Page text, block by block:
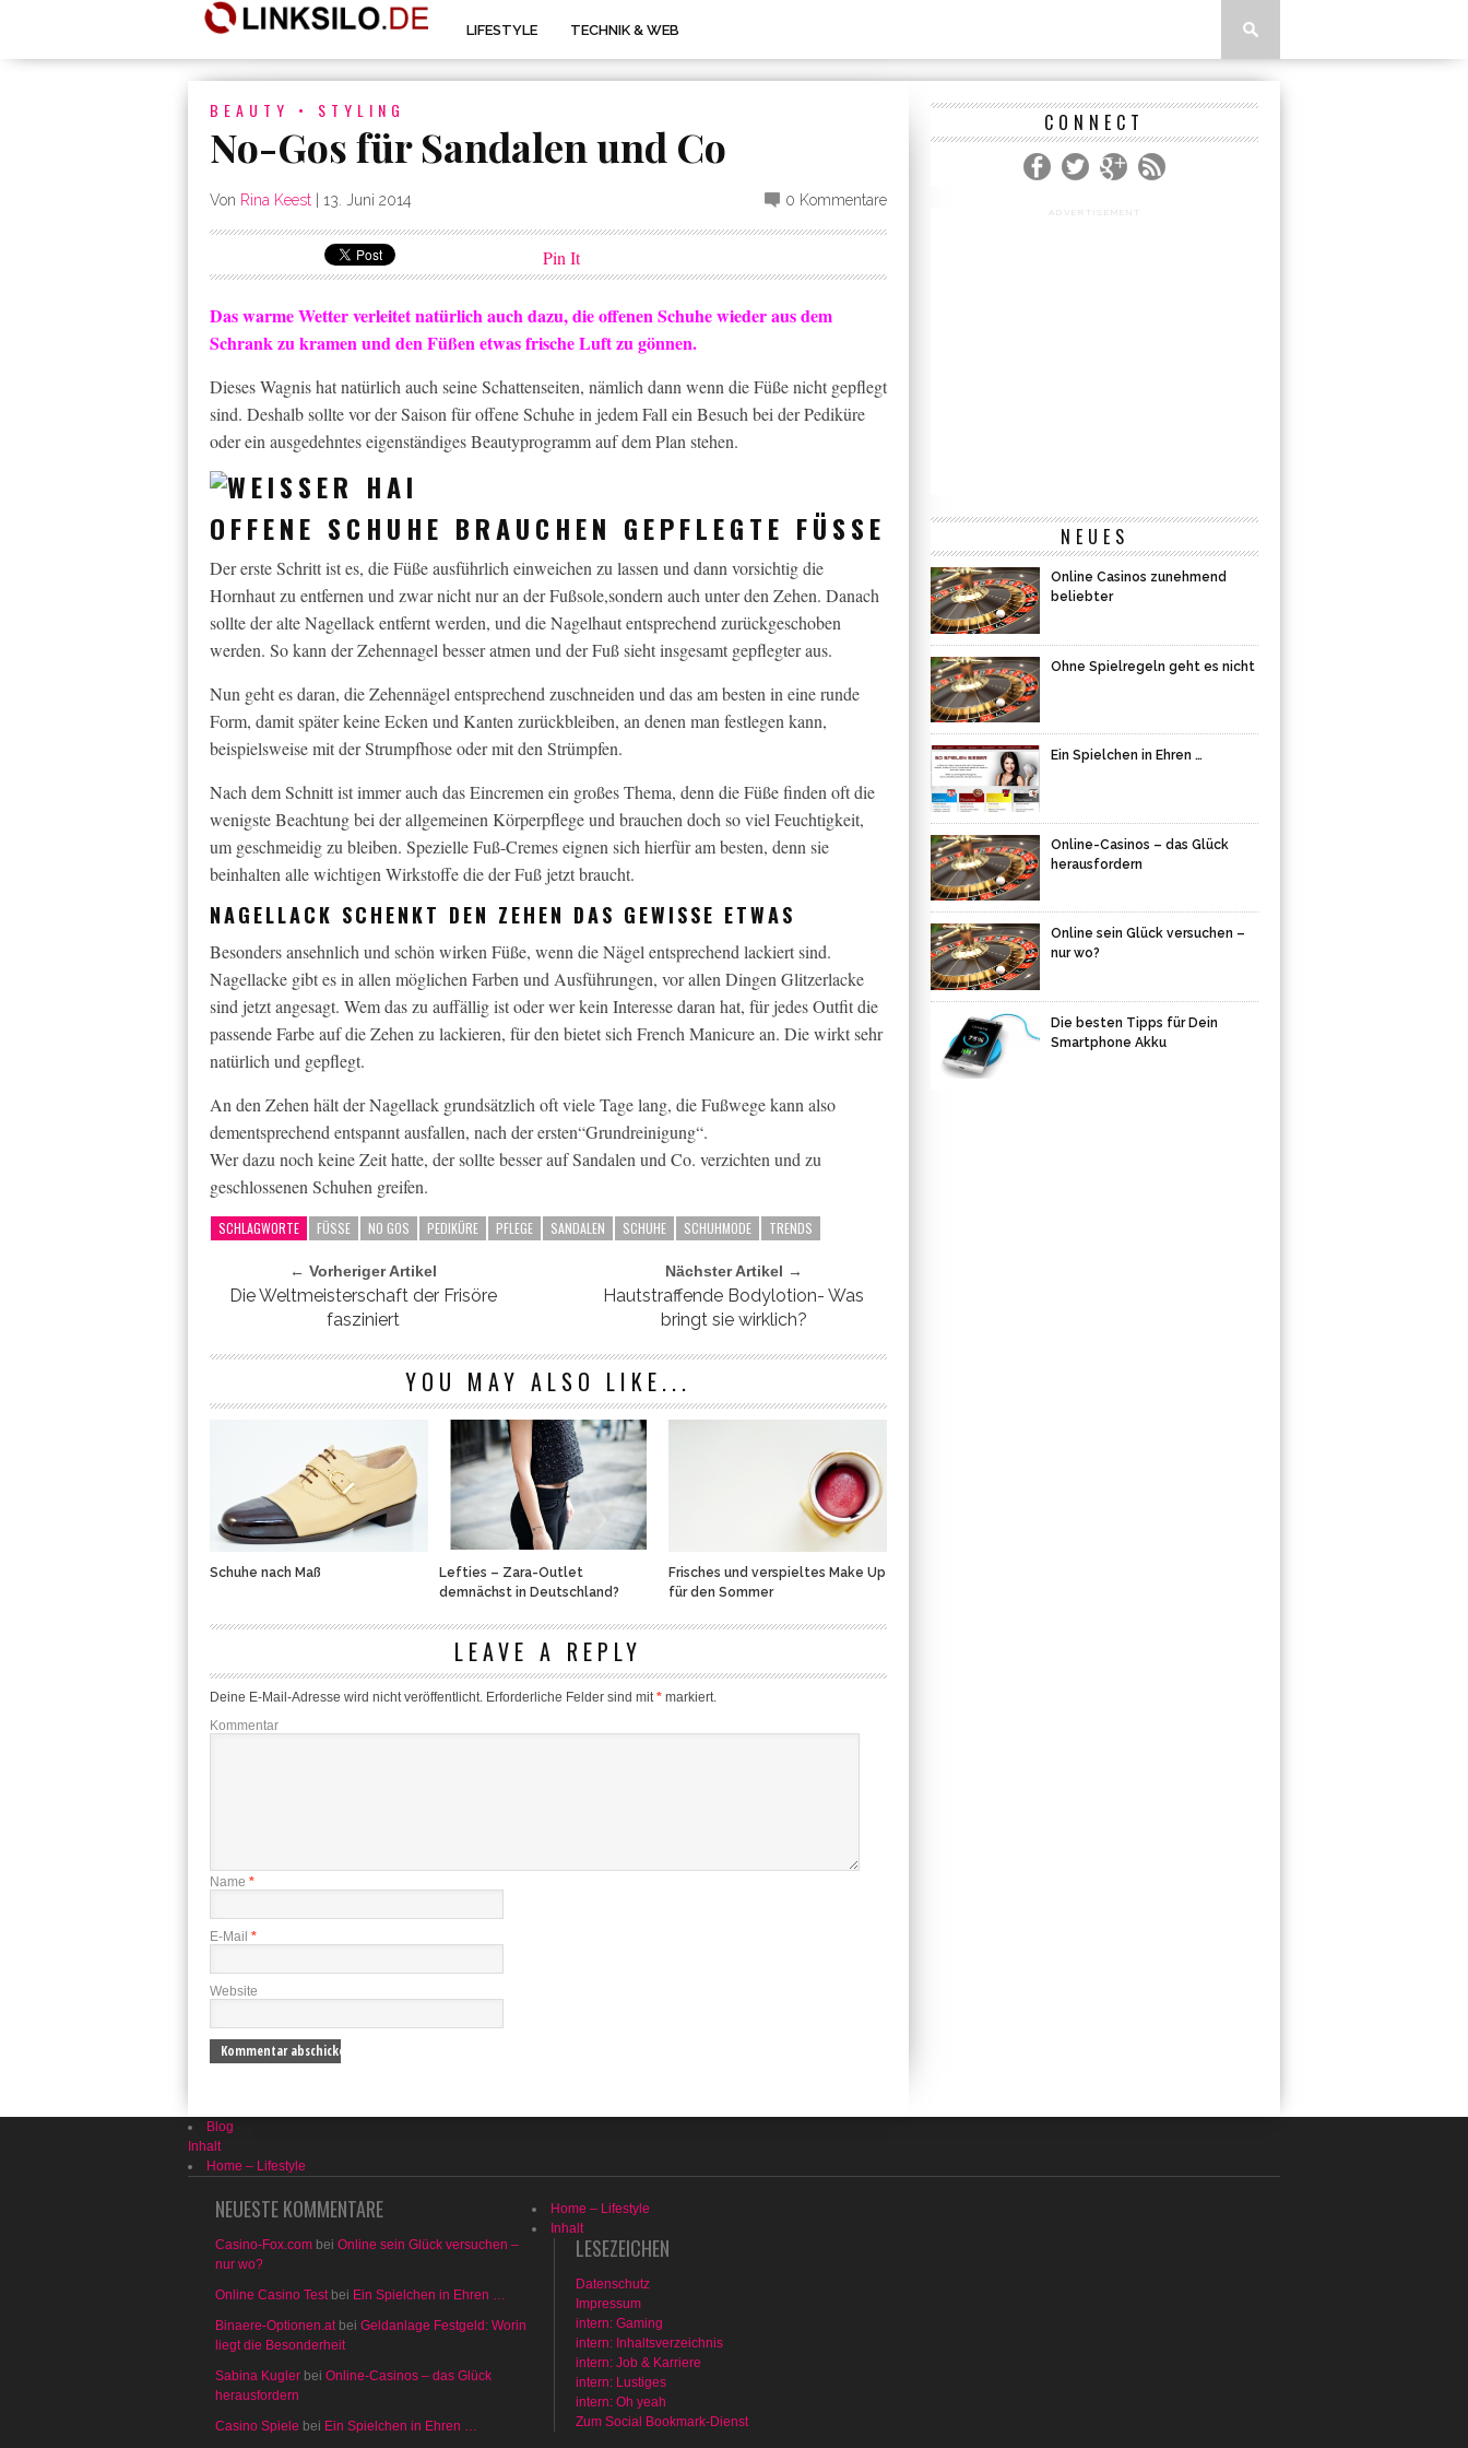
LIFESTYLE TECHNIK & WEB
BEAUTY • STYLING
No-Gos für Sandalen und Co
Von Rina Keest 13. Juni 2014 0 Kommentare
Pin It
Das warme Wetter verleitet natürlich auch dazu, die offenen Schuhe wieder aus dem
Schrank zu kramen und den Füßen etwas frische Luft zu gönnen.
Dieses Wagnis hat natürlich auch seine Schattenseiten, nämlich dann wenn die Füße nicht gepflegt
sind. Deshalb sollte vor der Saison für offene Schuhe in jedem Fall ein Besuch bei der Pediküre
oder ein ausgedehntes eigenständiges Beautyprogramm auf dem Plan stehen.
OFFENE SCHUHE BRAUCHEN GEPFLEGTE FÜSSE
Der erste Schritt ist es, die Füße ausführlich einweichen zu lassen und dann vorsichtig die
Hornhaut zu entfernen und zwar nicht nur an der Fußsole,sondern auch unter den Zehen. Danach
sollte der alte Nagellack entfernt werden, und die Nagelhaut entsprechend zurückgeschoben
werden. So kann der Zehennagel besser atmen und der Fuß sieht insgesamt gepflegter aus.
Nun geht es daran, die Zehennägel entsprechend zuschneiden und das am besten in eine runde
Form, damit später keine Ecken und Kanten zurückbleiben, an denen man festlegen kann,
beispielsweise mit der Strumpfhose oder mit den Strümpfen.
Nach dem Schnitt ist immer auch das Eincremen ein großes Thema, denn die Füße finden oft die
wenigste Beachtung bei der allgemeinen Körperpflege und brauchen doch so viel Feuchtigkeit,
um geschmeidig zu bleiben. Spezielle Fuß-Cremes eignen sich hierfür am besten, denn sie
beinhalten alle wichtigen Wirkstoffe die der Fuß jetzt braucht.
NAGELLACK SCHENKT DEN ZEHEN DAS GEWISSE ETWAS
Besonders ansehnlich und schön wirken Füße, wenn die Nägel entsprechend lackiert sind.
Nagellacke gibt es in allen möglichen Farben und Ausführungen, vor allen Dingen Glitzerlacke
sind jetzt angesagt. Wem das zu auffällig ist oder wer kein Interesse daran hat, für jedes Outfit die
passende Farbe auf die Zehen zu lackieren, für den bietet sich French Manicure an. Die wirkt sehr
natürlich und gepflegt.
An den Zehen hält der Nagellack grundsätzlich oft viele Tage lang, die Fußwege kann also
dementsprechend entspannt ausfallen, nach der ersten“Grundreinigung“.
Wer dazu noch keine Zeit hatte, der sollte besser auf Sandalen und Co. verzichten und zu
geschlossenen Schuhen greifen.
SCHLAGWORTE FÜSSE NO GOS PEDIKÜRE PFLEGE SANDALEN SCHUHE SCHUHMODE TRENDS
← Vorheriger Artikel
Die Weltmeisterschaft der Frisöre
fasziniert
Nächster Artikel →
Hautstraffende Bodylotion- Was
bringt sie wirklich?
YOU MAY ALSO LIKE...
Schuhe nach Maß
Lefties – Zara-Outlet
demnächst in Deutschland?
Frisches und verspieltes Make Up
für den Sommer
LEAVE A REPLY
Deine E-Mail-Adresse wird nicht veröffentlicht. Erforderliche Felder sind mit* markiert.
Kommentar
Name *
E-Mail *
Website
CONNECT
ADVERTISEMENT
NEUES
Online Casinos zunehmend
beliebter
Ohne Spielregeln geht es nicht
Ein Spielchen in Ehren …
Online-Casinos – das Glück
herausfordern
Online sein Glück versuchen –
nur wo?
Die besten Tipps für Dein
Smartphone Akku
Blog
Inhalt
Home – Lifestyle
NEUESTE KOMMENTARE
Casino-Fox.com bei Online sein Glück versuchen –
nur wo?
Online Casino Testbei Ein Spielchen in Ehren …
Binaere-Optionen.atbei Geldanlage Festgeld: Worin
liegt die Besonderheit
Sabina Kugler bei Online-Casinos – das Glück
herausfordern
Casino Spiele bei Ein Spielchen in Ehren …
Home – Lifestyle
Inhalt
LESEZEICHEN
Datenschutz
Impressum
intern: Gaming
intern: Inhaltsverzeichnis
intern: Job & Karriere
intern: Lustiges
intern: Oh yeah
Zum Social Bookmark-Dienst